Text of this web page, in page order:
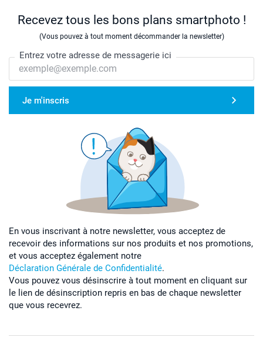
Recevez tous les bons plans smartphoto !
(Vous pouvez à tout moment décommander la newsletter)
Entrez votre adresse de messagerie ici
Je m'inscris
En vous inscrivant à notre newsletter, vous acceptez de
recevoir des informations sur nos produits et nos promotions,
et vous acceptez également notre
Déclaration Générale de Confidentialité.
Vous pouvez vous désinscrire à tout moment en cliquant sur
le lien de désinscription repris en bas de chaque newsletter
que vous recevrez.